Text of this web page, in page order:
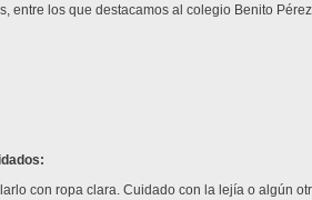
entre los que destacamos al colegio Benito
con ropa clara. Cuidado con la lejía o algún